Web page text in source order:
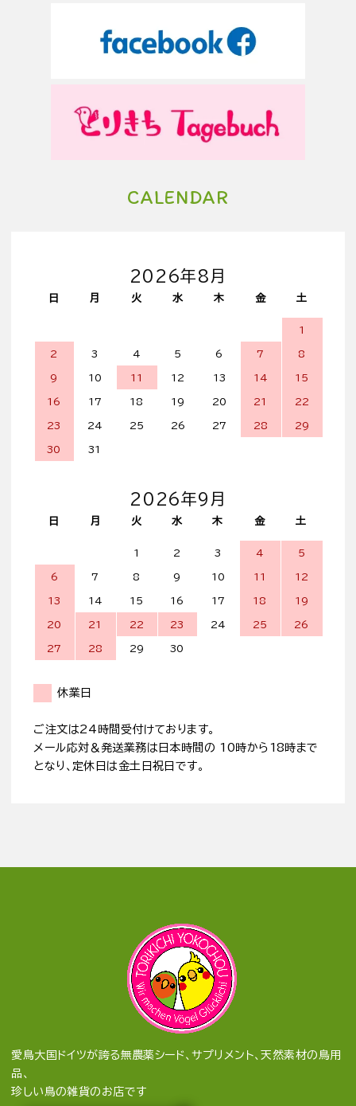
CALENDAR
2026年8月
日 月 火 水 木 金 土
1
2 3 4 5 6 7 8
9 10 11 12 13 14 15
16 17 18 19 20 21 22
23 24 25 26 27 28 29
30 31
2026年9月
日 月 火 水 木 金 土
1 2 3 4 5
6 7 8 9 10 11 12
13 14 15 16 17 18 19
20 21 22 23 24 25 26
27 28 29 30
休業日
ご注文は24時間受付けております。
メール応対＆発送業務は日本時間の 10時から18時まで
となり、定休日は金土日祝日です。
愛鳥大国ドイツが誇る無農薬シード、サプリメント、天然素材の鳥用
品、
珍しい鳥の雑貨のお店です